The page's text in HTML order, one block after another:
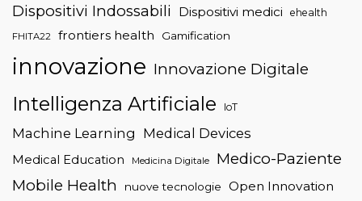
Dispositivi Indossabili Dispositivi medici ehealth
FHITA22 frontiers health Gamification
innovazione Innovazione Digitale
Intelligenza Artificiale IoT
Machine Learning Medical Devices
Medical Education Medicina Digitale
Medico-Paziente
Mobile Health
nuove tecnologie Open Innovation